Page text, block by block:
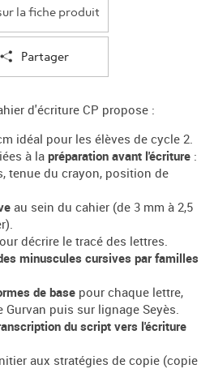
la fiche produit
Partager
d'écriture CP propose :
idéal pour les élèves de cycle 2.
à la préparation avant l'écriture :
tenue du crayon, position de
au sein du cahier (de 3 mm à 2,5
décrire le tracé des lettres.
minuscules cursives par familles
de base pour chaque lettre,
puis sur lignage Seyès.
du script vers l'écriture
aux stratégies de copie (copie